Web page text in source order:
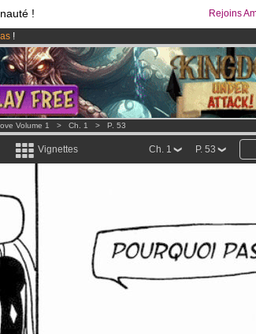
! Rejoins
!
par mois !Clique ici pour t'abonner
Volume 1 > Ch. 1 > P. 53
Vignettes P. 53
Ch. 1